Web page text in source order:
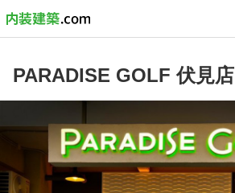
PARADISE GOLF 伏見店